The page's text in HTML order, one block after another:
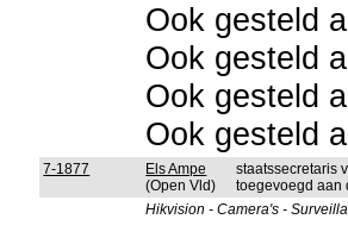
Ook gesteld
Ook gesteld
Ook gesteld
Ook gesteld
7-1877
Els Ampe
(Open Vld)
staatssecretaris
toegevoegd aan
Hikvision - Camera's -